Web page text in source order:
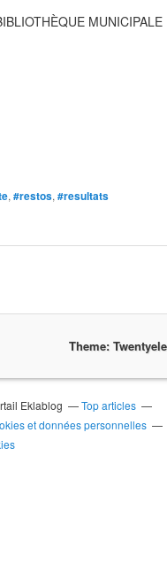
, #restos, #resultats
Theme:
Eklablog
Top articles
et données personnelles